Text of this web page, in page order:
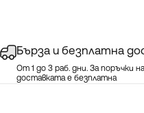
Бърза и безплатна
От 1 до 3 раб. дни. За поръчки
доставката е безплатна